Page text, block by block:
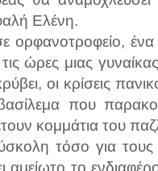
Ελένη.
ορφανοτροφείο, ένα
ώρες μιας
οι κρίσεις
που
κομμάτια του
τόσο για τους